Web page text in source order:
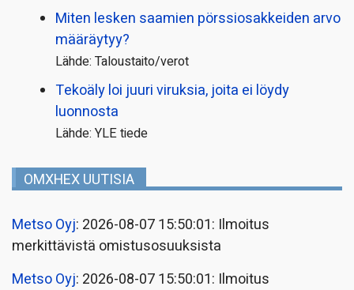
Miten lesken saamien pörssi­osakkeiden arvo
määräytyy?
Lähde: Taloustaito/verot
Tekoäly loi juuri viruksia, joita ei löydy
luonnosta
Lähde: YLE tiede
OMXHEX UUTISIA
Metso Oyj: 2026-08-07 15:50:01: Ilmoitus
merkittävistä omistusosuuksista
Metso Oyj: 2026-08-07 15:50:01: Ilmoitus